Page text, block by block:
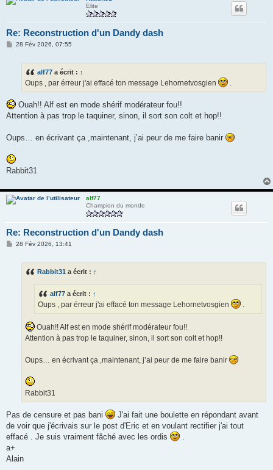
Elite
Re: Reconstruction d'un Dandy dash
M28 Fév 2026, 07:55
alf77 a écrit : ↑
Oups , par érreur j'ai effacé ton message Lehornetvosgien
Ouah!! Alf est en mode shérif modérateur fou!!
Attention à pas trop le taquiner, sinon, il sort son colt et hop!!
Oups… en écrivant ça ,maintenant, j’ai peur de me faire banir
Rabbit31
alf77
Champion du monde
Re: Reconstruction d'un Dandy dash
M28 Fév 2026, 13:41
Rabbit31 a écrit : ↑
alf77 a écrit : ↑
Oups , par érreur j'ai effacé ton message Lehornetvosgien .
Ouah!! Alf est en mode shérif modérateur fou!!
Attention à pas trop le taquiner, sinon, il sort son colt et hop!!
Oups… en écrivant ça ,maintenant, j’ai peur de me faire banir
Rabbit31
Pas de censure et pas bani
J'ai fait une boulette en répondant avant
de voir que j'écrivais sur le post d'Eric et en voulant rectifier j'ai tout
effacé . Je suis vraiment fâché avec les ordis
a+
Alain